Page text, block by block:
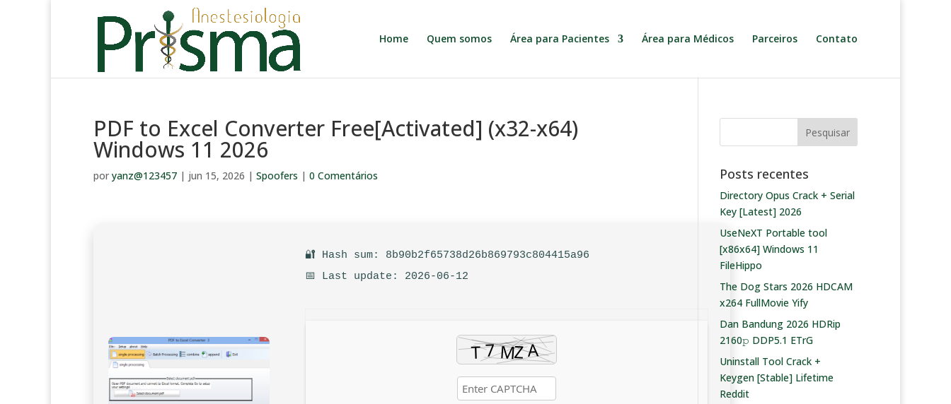
Home Quem somos Área para Pacientes Área para Médicos Parceiros Contato
PDF to Excel Converter Free[Activated] (x32-x64)
Windows 11 2026
por yanz@123457 | jun 15, 2026 | Spoofers | 0 Comentários
🔐 Hash sum: 8b90b2f65738d26b869793c804415a96
📅 Last update: 2026-06-12
Posts recentes
Directory Opus Crack + Serial
Key [Latest] 2026
UseNeXT Portable tool
[x86x64] Windows 11
FileHippo
The Dog Stars 2026 HDCAM
x264 FullMovie Yify
Dan Bandung 2026 HDRip
2160𝚙 DDP5.1 ETrG
Uninstall Tool Crack +
Keygen [Stable] Lifetime
Reddit